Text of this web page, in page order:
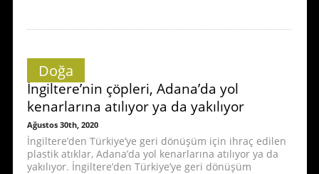
Doğa
İngiltere’nin çöpleri, Adana’da yol
kenarlarına atılıyor ya da yakılıyor
Ağustos 30th, 2020
İngiltere’den Türkiye’ye geri dönüşüm için ihraç edilen
plastik atıklar, Adana’da yol kenarlarına atılıyor ya da
yakılıyor. İngiltere’den Türkiye’ye geri dönüşüm